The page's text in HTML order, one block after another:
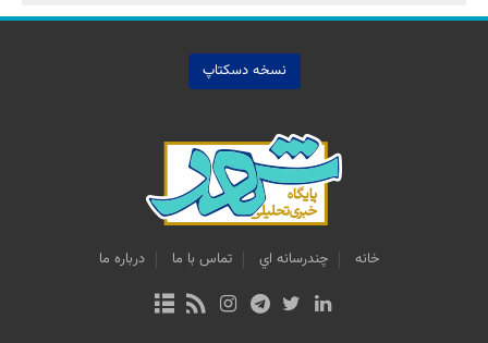
نسخه دسکتاپ
خانه چندرسانه اي تماس با ما درباره ما